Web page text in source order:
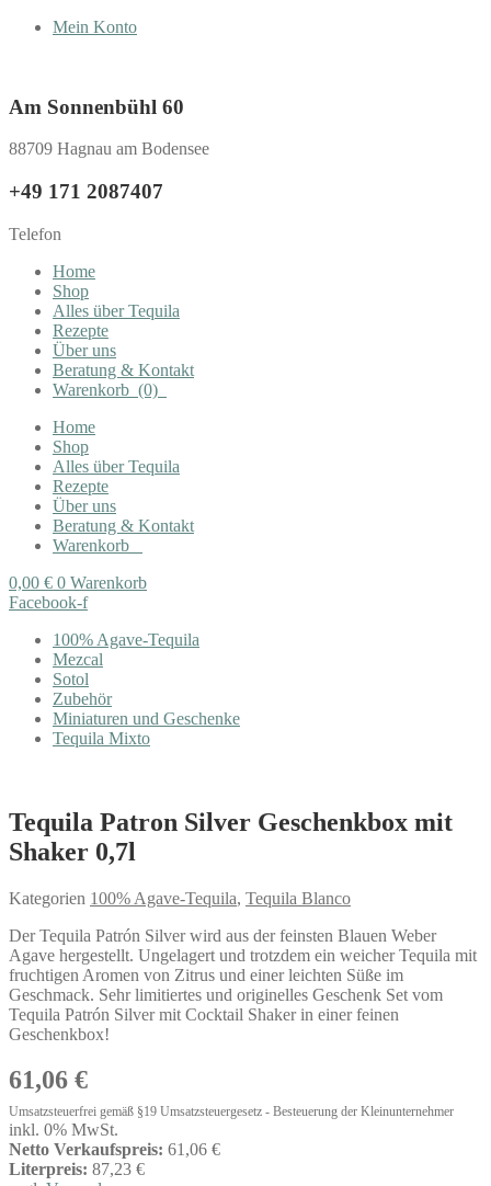
Mein Konto
Am Sonnenbühl 60
88709 Hagnau am Bodensee
+49 171 2087407
Telefon
Home
Shop
Alles über Tequila
Rezepte
Über uns
Beratung & Kontakt
Warenkorb (0)
Home
Shop
Alles über Tequila
Rezepte
Über uns
Beratung & Kontakt
Warenkorb
0,00 € 0 Warenkorb
Facebook-f
100% Agave-Tequila
Mezcal
Sotol
Zubehör
Miniaturen und Geschenke
Tequila Mixto
Tequila Patron Silver Geschenkbox mit
Shaker 0,7l
Kategorien 100% Agave-Tequila, Tequila Blanco
Der Tequila Patrón Silver wird aus der feinsten Blauen Weber
Agave hergestellt. Ungelagert und trotzdem ein weicher Tequila mit
fruchtigen Aromen von Zitrus und einer leichten Süße im
Geschmack. Sehr limitiertes und originelles Geschenk Set vom
Tequila Patrón Silver mit Cocktail Shaker in einer feinen
Geschenkbox!
61,06 €
Umsatzsteuerfrei gemäß §19 Umsatzsteuergesetz - Besteuerung der Kleinunternehmer
inkl. 0% MwSt.
Netto Verkaufspreis: 61,06 €
Literpreis: 87,23 €